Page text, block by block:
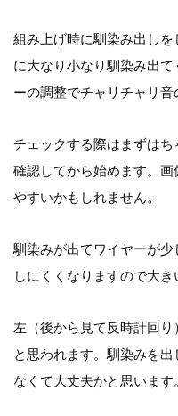
組み上げ時に馴染み出し
に大なり小なり馴染み出
ーの調整でチャリチャリ音
チェックする際はまずは
確認してから始めます。画
やすいかもしれません。
馴染みが出てワイヤーが
しにくくなりますので大き
左（後から見て反時計回
と思われます。 馴染みを出
なくて大丈夫かと思い ます